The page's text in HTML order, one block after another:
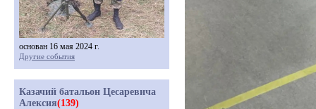
основан 16 мая 2024 г.
Другие события
Казачий батальон Цесаревича
Алексия(139)